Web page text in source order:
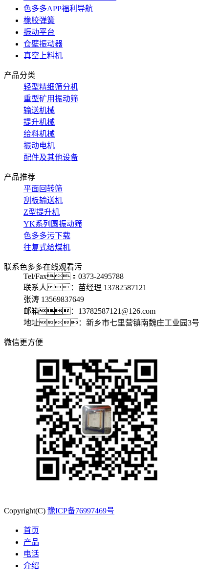
色多多APP福利导航
橡胶弹簧
振动平台
仓壁振动器
真空上料机
产品分类
轻型精细筛分机
重型矿用振动筛
输送机械
提升机械
给料机械
振动电机
配件及其他设备
产品推荐
平面回转筛
刮板输送机
Z型提升机
YK系列圆振动筛
色多多污下载
往复式给煤机
联系色多多在线观看污
Tel/Fax：0373-2495788
联系人：苗经理 13782587121
张涛 13569837649
邮箱：13782587121@126.com
地址：新乡市七里营镇南魏庄工业园3号
微信更方便
Copyright(C) 豫ICP备76997469号
首页
产品
电话
介绍